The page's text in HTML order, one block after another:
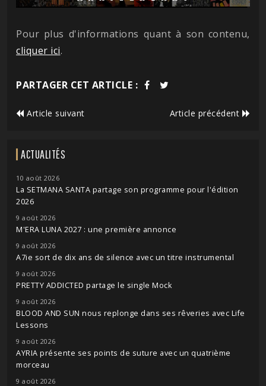
Pour plus d'informations quant à son contenu,
cliquer ici.
PARTAGER CET ARTICLE :
Article suivant Article précédent
ACTUALITÉS
10 août 2026
La SETMANA SANTA partage son programme pour l'édition
2026
9 août 2026
M'ERA LUNA 2027 : une première annonce
9 août 2026
A7ie sort de dix ans de silence avec un titre instrumental
9 août 2026
PRETTY ADDICTED partage le single Mock
9 août 2026
BLOOD AND SUN nous replonge dans ses rêveries avec Life
Lessons
9 août 2026
AYRIA présente ses points de suture avec un quatrième
morceau
9 août 2026